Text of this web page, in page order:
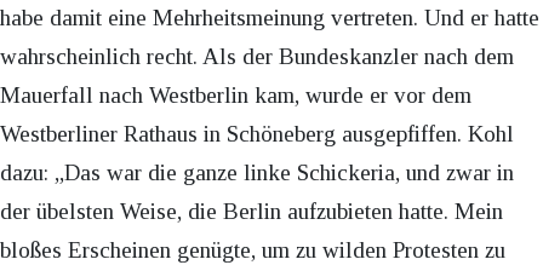
habe damit eine Mehrheitsmeinung vertreten. Und er hatte
wahrscheinlich recht. Als der Bundeskanzler nach dem
Mauerfall nach Westberlin kam, wurde er vor dem
Westberliner Rathaus in Schöneberg ausgepfiffen. Kohl
dazu: „Das war die ganze linke Schickeria, und zwar in
der übelsten Weise, die Berlin aufzubieten hatte. Mein
bloßes Erscheinen genügte, um zu wilden Protesten zu